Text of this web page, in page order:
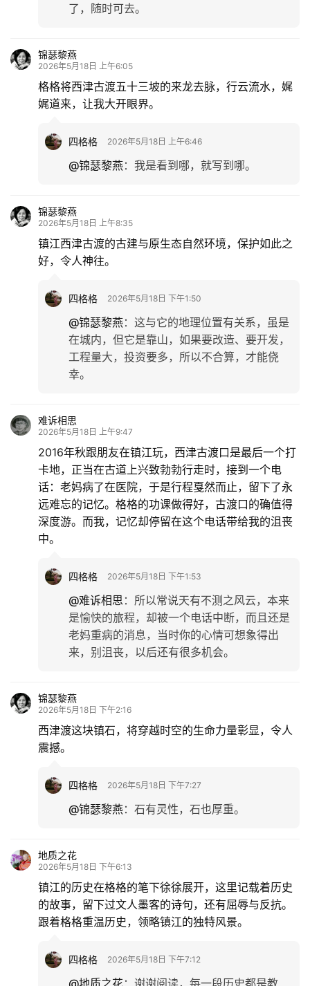
了，随时可去。
锦瑟黎燕
2026年5月18日 上午6:05
格格将西津古渡五十三坡的来龙去脉，行云流水，娓
娓道来，让我大开眼界。
四格格 2026年5月18日 上午6:46
@锦瑟黎燕： 我是看到哪，就写到哪。
锦瑟黎燕
2026年5月18日 上午8:35
镇江西津古渡的古建与原生态自然环境，保护如此之
好，令人神往。
四格格 2026年5月18日 下午1:50
@锦瑟黎燕： 这与它的地理位置有关系，虽是
在城内，但它是靠山，如果要改造、要开发，
工程量大，投资要多，所以不合算，才能侥
幸。
难诉相思
2026年5月18日 上午9:47
2016年秋跟朋友在镇江玩，西津古渡口是最后一个打
卡地，正当在古道上兴致勃勃行走时，接到一个电
话：老妈病了在医院，于是行程戛然而止，留下了永
远难忘的记忆。格格的功课做得好，古渡口的确值得
深度游。而我，记忆却停留在这个电话带给我的沮丧
中。
四格格 2026年5月18日 下午1:53
@难诉相思 ： 所以常说天有不测之风云，本来
是愉快的旅程，却被一个电话中断，而且还是
老妈重病的消息，当时你的心情可想象得出
来，别沮丧，以后还有很多机会。
锦瑟黎燕
2026年5月18日 下午2:16
西津渡这块镇石，将穿越时空的生命力量彰显，令人
震撼。
四格格 2026年5月18日 下午7:27
@锦瑟黎燕： 石有灵性，石也厚重。
地质之花
2026年5月18日 下午6:13
镇江的历史在格格的笔下徐徐展开，这里记载着历史
的故事，留下过文人墨客的诗句，还有屈辱与反抗。
跟着格格重温历史，领略镇江的独特风景。
四格格 2026年5月18日 下午7:12
@地质之花 ： 谢谢阅读，每一段历史都是教